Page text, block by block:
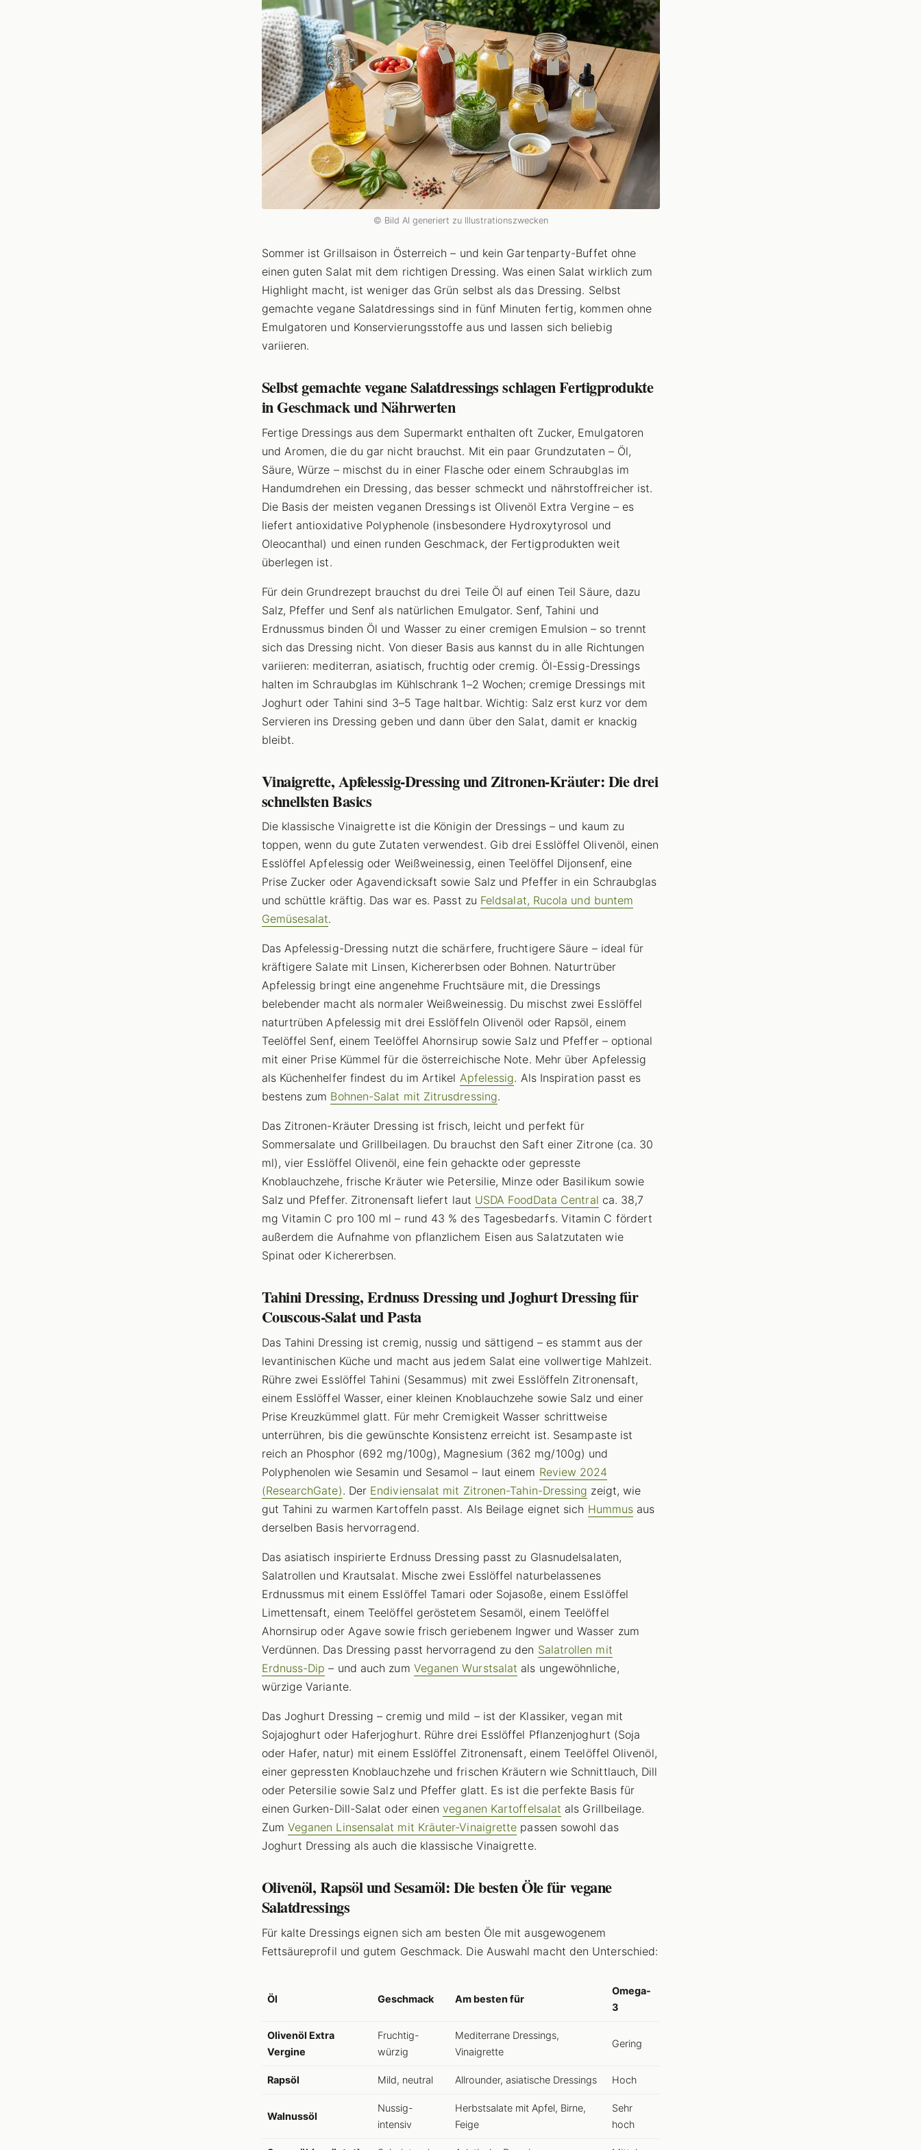
© Bild AI generiert zu Illustrationszwecken
Sommer ist Grillsaison in Österreich – und kein Gartenparty-Buffet ohne
einen guten Salat mit dem richtigen Dressing. Was einen Salat wirklich zum
Highlight macht, ist weniger das Grün selbst als das Dressing. Selbst
gemachte vegane Salatdressings sind in fünf Minuten fertig, kommen ohne
Emulgatoren und Konservierungsstoffe aus und lassen sich beliebig
variieren.
Selbst gemachte vegane Salatdressings schlagen Fertigprodukte
in Geschmack und Nährwerten
Fertige Dressings aus dem Supermarkt enthalten oft Zucker, Emulgatoren
und Aromen, die du gar nicht brauchst. Mit ein paar Grundzutaten – Öl,
Säure, Würze – mischst du in einer Flasche oder einem Schraubglas im
Handumdrehen ein Dressing, das besser schmeckt und nährstoffreicher ist.
Die Basis der meisten veganen Dressings ist Olivenöl Extra Vergine – es
liefert antioxidative Polyphenole (insbesondere Hydroxytyrosol und
Oleocanthal) und einen runden Geschmack, der Fertigprodukten weit
überlegen ist.
Für dein Grundrezept brauchst du drei Teile Öl auf einen Teil Säure, dazu
Salz, Pfeffer und Senf als natürlichen Emulgator. Senf, Tahini und
Erdnussmus binden Öl und Wasser zu einer cremigen Emulsion – so trennt
sich das Dressing nicht. Von dieser Basis aus kannst du in alle Richtungen
variieren: mediterran, asiatisch, fruchtig oder cremig. Öl-Essig-Dressings
halten im Schraubglas im Kühlschrank 1–2 Wochen; cremige Dressings mit
Joghurt oder Tahini sind 3–5 Tage haltbar. Wichtig: Salz erst kurz vor dem
Servieren ins Dressing geben und dann über den Salat, damit er knackig
bleibt.
Vinaigrette, Apfelessig-Dressing und Zitronen-Kräuter: Die drei
schnellsten Basics
Die klassische Vinaigrette ist die Königin der Dressings – und kaum zu
toppen, wenn du gute Zutaten verwendest. Gib drei Esslöffel Olivenöl, einen
Esslöffel Apfelessig oder Weißweinessig, einen Teelöffel Dijonsenf, eine
Prise Zucker oder Agavendicksaft sowie Salz und Pfeffer in ein Schraubglas
und schüttle kräftig. Das war es. Passt zu Feldsalat, Rucola und buntem
Gemüsesalat.
Das Apfelessig-Dressing nutzt die schärfere, fruchtigere Säure – ideal für
kräftigere Salate mit Linsen, Kichererbsen oder Bohnen. Naturtrüber
Apfelessig bringt eine angenehme Fruchtsäure mit, die Dressings
belebender macht als normaler Weißweinessig. Du mischst zwei Esslöffel
naturtrüben Apfelessig mit drei Esslöffeln Olivenöl oder Rapsöl, einem
Teelöffel Senf, einem Teelöffel Ahornsirup sowie Salz und Pfeffer – optional
mit einer Prise Kümmel für die österreichische Note. Mehr über Apfelessig
als Küchenhelfer findest du im Artikel Apfelessig. Als Inspiration passt es
bestens zum Bohnen-Salat mit Zitrusdressing.
Das Zitronen-Kräuter Dressing ist frisch, leicht und perfekt für
Sommersalate und Grillbeilagen. Du brauchst den Saft einer Zitrone (ca. 30
ml), vier Esslöffel Olivenöl, eine fein gehackte oder gepresste
Knoblauchzehe, frische Kräuter wie Petersilie, Minze oder Basilikum sowie
Salz und Pfeffer. Zitronensaft liefert laut USDA FoodData Central ca. 38,7
mg Vitamin C pro 100 ml – rund 43 % des Tagesbedarfs. Vitamin C fördert
außerdem die Aufnahme von pflanzlichem Eisen aus Salatzutaten wie
Spinat oder Kichererbsen.
Tahini Dressing, Erdnuss Dressing und Joghurt Dressing für
Couscous-Salat und Pasta
Das Tahini Dressing ist cremig, nussig und sättigend – es stammt aus der
levantinischen Küche und macht aus jedem Salat eine vollwertige Mahlzeit.
Rühre zwei Esslöffel Tahini (Sesammus) mit zwei Esslöffeln Zitronensaft,
einem Esslöffel Wasser, einer kleinen Knoblauchzehe sowie Salz und einer
Prise Kreuzkümmel glatt. Für mehr Cremigkeit Wasser schrittweise
unterrühren, bis die gewünschte Konsistenz erreicht ist. Sesampaste ist
reich an Phosphor (692 mg/100g), Magnesium (362 mg/100g) und
Polyphenolen wie Sesamin und Sesamol – laut einem Review 2024
(ResearchGate). Der Endiviensalat mit Zitronen-Tahin-Dressing zeigt, wie
gut Tahini zu warmen Kartoffeln passt. Als Beilage eignet sich Hummus aus
derselben Basis hervorragend.
Das asiatisch inspirierte Erdnuss Dressing passt zu Glasnudelsalaten,
Salatrollen und Krautsalat. Mische zwei Esslöffel naturbelassenes
Erdnussmus mit einem Esslöffel Tamari oder Sojasoße, einem Esslöffel
Limettensaft, einem Teelöffel geröstetem Sesamöl, einem Teelöffel
Ahornsirup oder Agave sowie frisch geriebenem Ingwer und Wasser zum
Verdünnen. Das Dressing passt hervorragend zu den Salatrollen mit
Erdnuss-Dip – und auch zum Veganen Wurstsalat als ungewöhnliche,
würzige Variante.
Das Joghurt Dressing – cremig und mild – ist der Klassiker, vegan mit
Sojajoghurt oder Haferjoghurt. Rühre drei Esslöffel Pflanzenjoghurt (Soja
oder Hafer, natur) mit einem Esslöffel Zitronensaft, einem Teelöffel Olivenöl,
einer gepressten Knoblauchzehe und frischen Kräutern wie Schnittlauch, Dill
oder Petersilie sowie Salz und Pfeffer glatt. Es ist die perfekte Basis für
einen Gurken-Dill-Salat oder einenveganen Kartoffelsalat als Grillbeilage.
Zum Veganen Linsensalat mit Kräuter-Vinaigrette passen sowohl das
Joghurt Dressing als auch die klassische Vinaigrette.
Olivenöl, Rapsöl und Sesamöl: Die besten Öle für vegane
Salatdressings
Für kalte Dressings eignen sich am besten Öle mit ausgewogenem
Fettsäureprofil und gutem Geschmack. Die Auswahl macht den Unterschied:
Öl Geschmack Am besten für
Omega-
3
Olivenöl Extra
Vergine
Fruchtig-
würzig
Mediterrane Dressings,
Vinaigrette
Gering
Rapsöl Mild, neutral Allrounder, asiatische Dressings Hoch
Walnussöl
Nussig-
intensiv
Herbstsalate mit Apfel, Birne,
Feige
Sehr
hoch